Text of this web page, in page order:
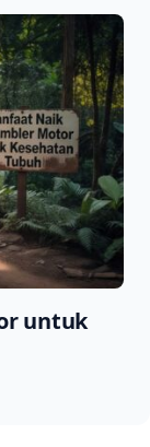
untuk